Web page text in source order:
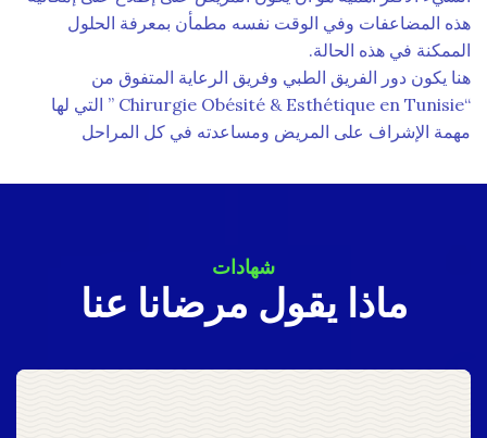
هذه المضاعفات وفي الوقت نفسه مطمأن بمعرفة الحلول
الممكنة في هذه الحالة.
هنا يكون دور الفريق الطبي وفريق الرعاية المتفوق من
“Chirurgie Obésité & Esthétique en Tunisie ” التي لها
مهمة الإشراف على المريض ومساعدته في كل المراحل
شهادات
ماذا يقول مرضانا عنا